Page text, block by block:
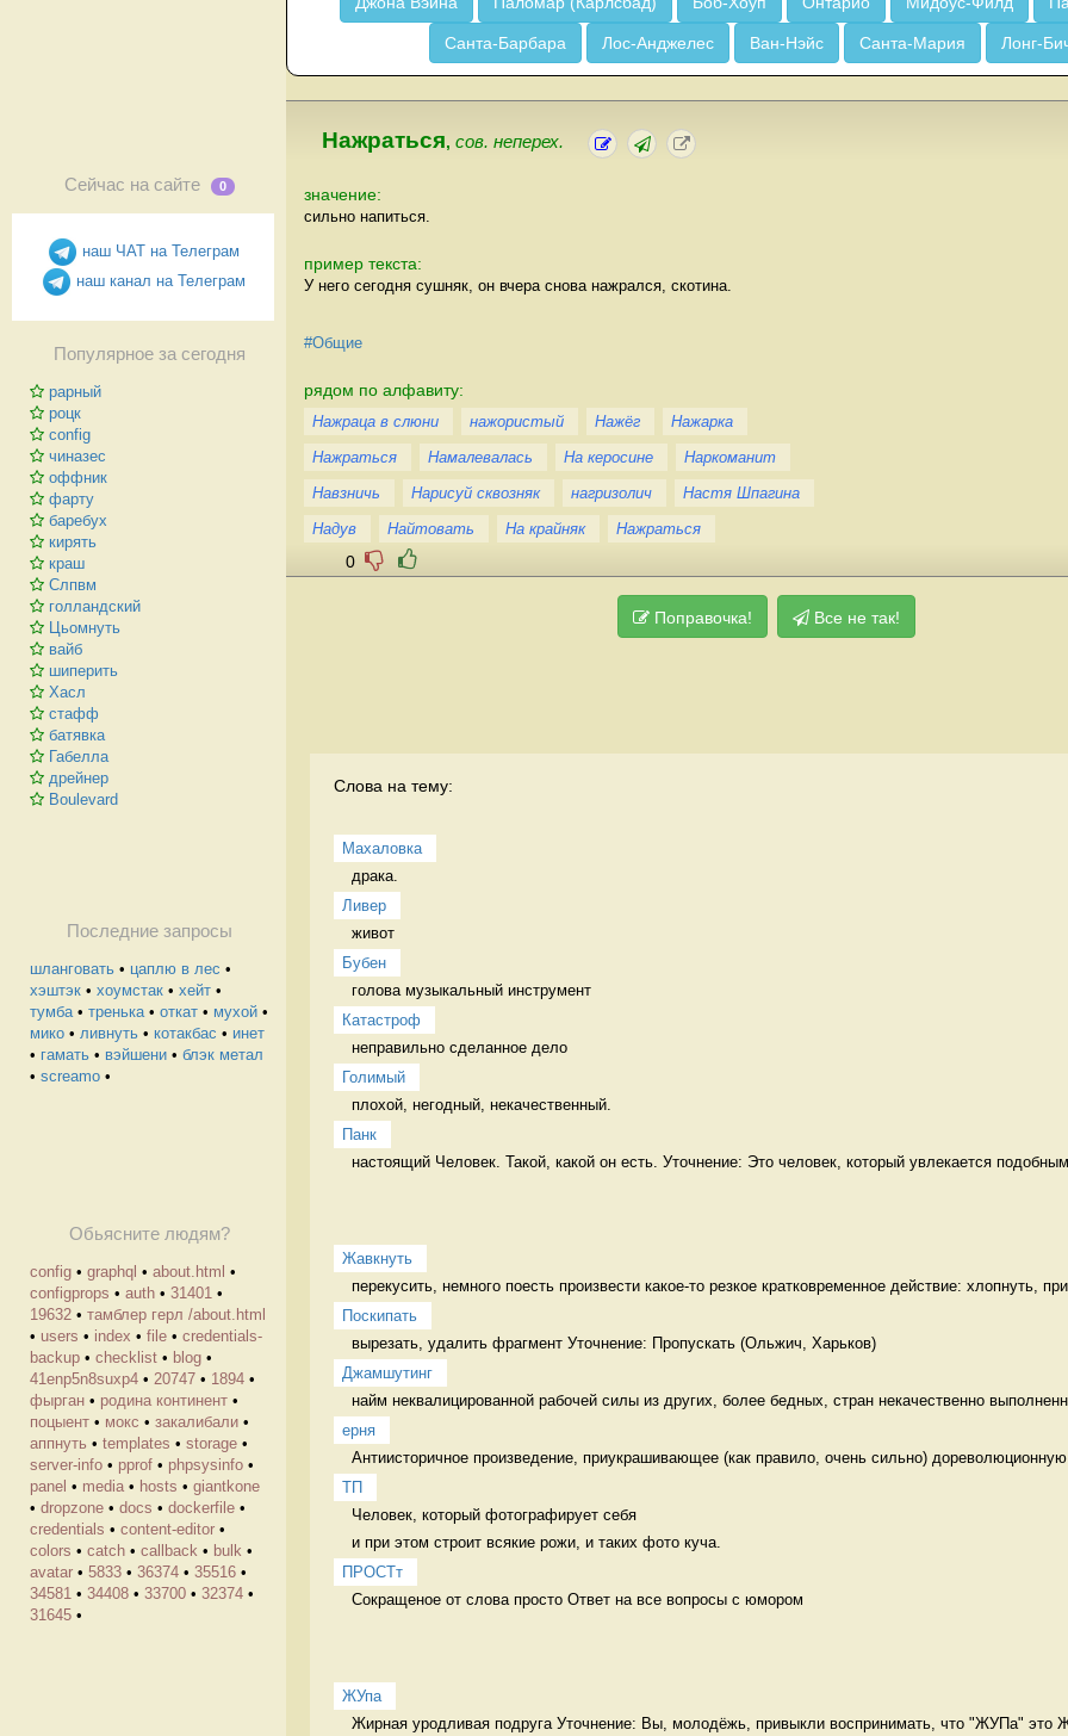
Сейчас на сайте 0
наш ЧАТ на Телеграм
наш канал на Телеграм
Популярное за сегодня
рарный
роцк
config
чиназес
оффник
фарту
баребух
кирять
краш
Слпвм
голландский
Цьомнуть
вайб
шиперить
Хасл
стафф
батявка
Габелла
дрейнер
Boulevard
Последние запросы
шланговать • цаплю в лес •
хэштэк • хоумстак • хейт •
тумба• тренька• откат • мухой •
мико • ливнуть • котакбас • инет
• гамать • вэйшени • блэк метал
• screamo •
Обьясните людям?
config • graphql • about.html •
configprops • auth • 31401 •
19632 • тамблер герл /about.html
• users • index • file • credentials-
backup • checklist • blog •
41enp5n8suxp4 • 20747 • 1894 •
фырган • родина континент •
поцыент • мокс • закалибали •
аппнуть • templates • storage •
server-info • pprof • phpsysinfo •
panel • media • hosts • giantkone
• dropzone • docs • dockerfile •
credentials • content-editor •
colors • catch • callback • bulk •
avatar • 5833 • 36374 • 35516 •
34581 • 34408 • 33700 • 32374 •
31645 •
Санта-Барбара Лос-Анджелес Ван-Нэйс Санта-Мария Лонг-
Нажраться, сов. неперех.
значение:
сильно напиться.
пример текста:
У него сегодня сушняк, он вчера снова нажрался, скотина.
#Общие
рядом по алфавиту:
Нажраца в слюни нажористый Нажёг
Нажарка
Нажраться
Намалевалась На керосине
Наркоманит
Навзничь
Нарисуй сквозняк нагризолич
Настя Шпагина
Надув
Найтовать На крайняк Нажраться
0
Поправочка! Все не так!
Слова на тему:
Махаловка
драка.
Ливер
живот
Бубен
голова музыкальный инструмент
Катастроф
неправильно сделанное дело
Голимый
плохой, негодный, некачественный.
Панк
настоящий Человек. Такой, какой он есть. Уточнение: Это человек, который увлекается подобным
Жавкнуть
перекусить, немного поесть произвести какое-то резкое кратковременное действие: хлопнуть,
Поскипать
Джамшутинг
найм неквалицированной рабочей силы из других, более бедных, стран некачественно
ерня
Антиисторичное произведение, приукрашивающее (как правило, очень сильно) дореволюционную
ТП
Человек, который фотографирует себя
и при этом строит всякие рожи, и таких фото куча.
ПРОСТт
Сокращеное от слова просто Ответ на все вопросы с юмором
ЖУпа
Жирная уродливая подруга Уточнение: Вы, молодёжь, привыкли воспринимать, что "ЖУПа" это